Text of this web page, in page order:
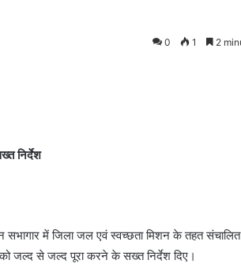
0 1 2
निर्देश
में जिला जल एवं स्वच्छता मिशन के तहत संचालित
जल्द से जल्द पूरा करने के सख्त निर्देश दिए।